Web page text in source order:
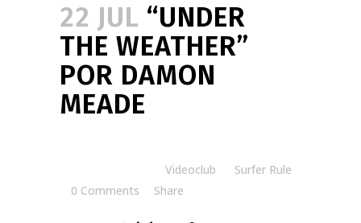
22 JUL “UNDER
THE WEATHER”
POR DAMON
MEADE
Videoclub
Surfer Rule
0 Comments
Share